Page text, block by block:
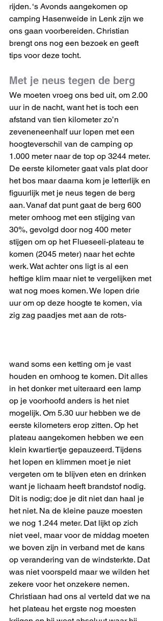
rijden. ‘s Avonds aangekomen op
camping Hasenweide in Lenk zijn we
ons gaan voorbereiden. Christian
brengt ons nog een bezoek en geeft
tips voor deze tocht.
Met je neus tegen de berg
We moeten vroeg ons bed uit, om 2.00
uur in de nacht, want het is toch een
afstand van tien kilometer zo’n
zeveneneenhalf uur lopen met een
hoogteverschil van de camping op
1.000 meter naar de top op 3244 meter.
De eerste kilometer gaat vals plat door
het bos maar daarna kom je letterlijk en
figuurlijk met je neus tegen de berg
aan. Vanaf dat punt gaat de berg 600
meter omhoog met een stijging van
30%, gevolgd door nog 400 meter
stijgen om op het Flueseeli-plateau te
komen (2045 meter) naar het echte
werk. Wat achter ons ligt is al een
heftige klim maar niet te vergelijken met
wat nog moes komen. We lopen drie
uur om op deze hoogte te komen, via
zig zag paadjes met aan de rots-
wand soms een ketting om je vast
houden en omhoog te komen. Dit alles
in het donker met uiteraard een lamp
op je voorhoofd anders is het niet
mogelijk. Om 5.30 uur hebben we de
eerste kilometers erop zitten. Op het
plateau aangekomen hebben we een
klein kwartiertje gepauzeerd. Tijdens
het lopen en klimmen moet je niet
vergeten om te blijven eten en drinken
want je lichaam heeft brandstof nodig.
Dit is nodig; doe je dit niet dan haal je
het niet. Na de kleine pauze moesten
we nog 1.244 meter. Dat lijkt op zich
niet veel, maar voor de middag moeten
we boven zijn in verband met de kans
op verandering van de windsterkte. Dat
was niet voorspeld maar we wilden het
zekere voor het onzekere nemen.
Christiaan had ons al verteld dat we na
het plateau het ergste nog moesten